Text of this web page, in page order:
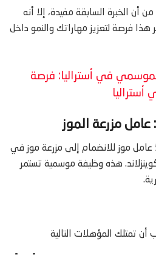
أن الخبرة السابقة مفيدة، إلا أنه
فرصة لتعزيز مهاراتك والنمو داخل
في أستراليا: فرصة
مزرعة أسترالية بحاجة إلى 50 عامل موز للانضمام إلى مزرعة موز في
هذه وظيفة موسمية تستمر
تمتلك المؤهلات التالية